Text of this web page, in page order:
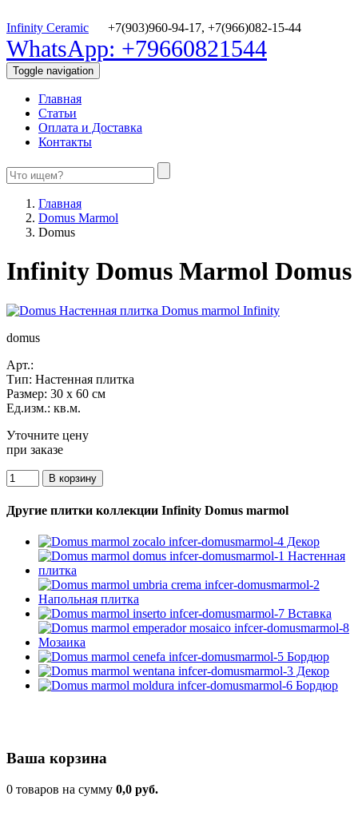
Infinity Ceramic +7(903)960-94-17, +7(966)082-15-44
WhatsApp: +79660821544
Toggle navigation
Главная
Статьи
Оплата и Доставка
Контакты
Главная
Domus Marmol
Domus
Infinity Domus Marmol Domus
domus
Арт.:
Тип: Настенная плитка
Размер: 30 x 60 см
Ед.изм.: кв.м.
Уточните цену
при заказе
Другие плитки коллекции Infinity Domus marmol
Ваша корзина
0 товаров на сумму 0,0 руб.